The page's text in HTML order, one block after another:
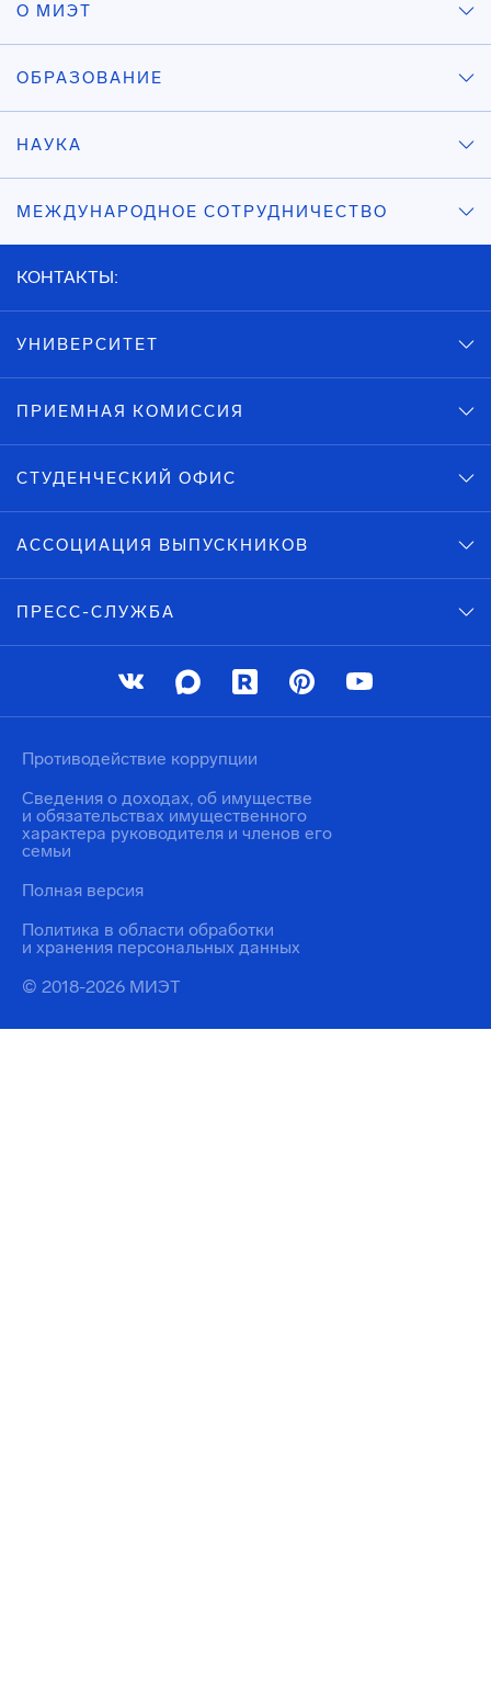
О МИЭТ
ОБРАЗОВАНИЕ
НАУКА
МЕЖДУНАРОДНОЕ СОТРУДНИЧЕСТВО
КОНТАКТЫ:
УНИВЕРСИТЕТ
ПРИЕМНАЯ КОМИССИЯ
СТУДЕНЧЕСКИЙ ОФИС
АССОЦИАЦИЯ ВЫПУСКНИКОВ
ПРЕСС-СЛУЖБА
© 2018-2026 МИЭТ
Политика в области обработки
и хранения персональных данных
Противодействие коррупции
Сведения о доходах, об имуществе
и обязательствах имущественного
характера руководителя и членов его
семьи
Полная версия